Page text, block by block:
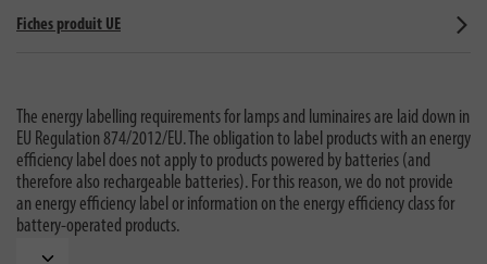
Fiches produit UE
The energy labelling requirements for lamps and luminaires are laid down in
EU Regulation 874/2012/EU. The obligation to label products with an energy
efficiency label does not apply to products powered by batteries (and
therefore also rechargeable batteries). For this reason, we do not provide
an energy efficiency label or information on the energy efficiency class for
battery-operated products.